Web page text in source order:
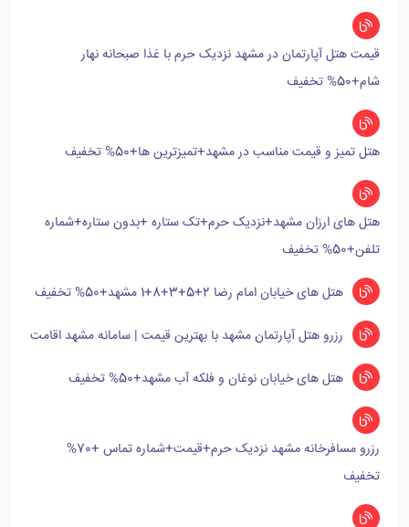
قیمت هتل آپارتمان در مشهد نزدیک حرم با غذا صبحانه نهار
شام+50% تخفیف
هتل تمیز و قیمت مناسب در مشهد+تمیزترین ها+50% تخفیف
هتل های ارزان مشهد+نزدیک حرم+تک ستاره +بدون ستاره+شماره
تلفن+50% تخفیف
هتل های خیابان امام رضا 2+5+3+8+1 مشهد+50% تخفیف
رزرو هتل آپارتمان مشهد با بهترین قیمت | سامانه مشهد اقامت
هتل های خیابان نوغان و فلکه آب مشهد+50% تخفیف
رزرو مسافرخانه مشهد نزدیک حرم+قیمت+شماره تماس +70%
تخفیف